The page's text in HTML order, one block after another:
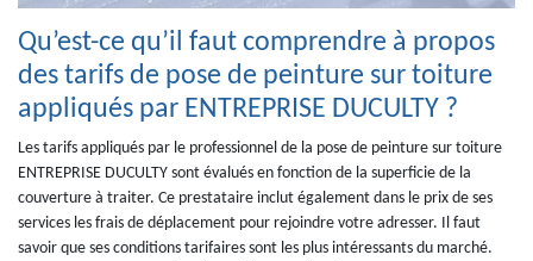
Qu’est-ce qu’il faut comprendre à propos
des tarifs de pose de peinture sur toiture
appliqués par ENTREPRISE DUCULTY ?
Les tarifs appliqués par le professionnel de la pose de peinture sur toiture
ENTREPRISE DUCULTY sont évalués en fonction de la superficie de la
couverture à traiter. Ce prestataire inclut également dans le prix de ses
services les frais de déplacement pour rejoindre votre adresser. Il faut
savoir que ses conditions tarifaires sont les plus intéressants du marché.